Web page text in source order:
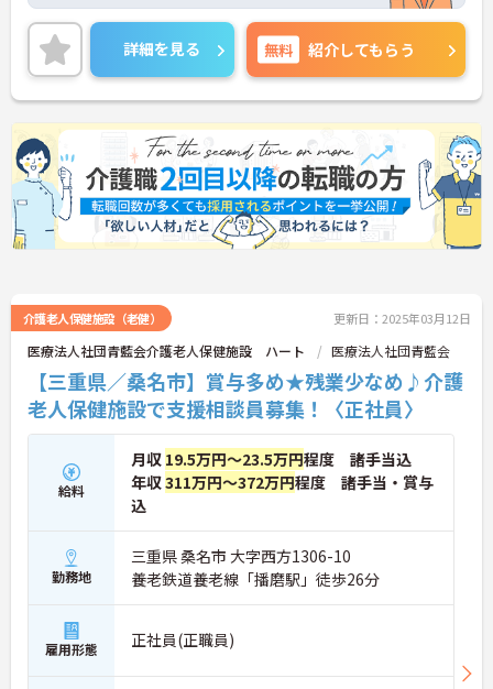
詳細を見る 無料 紹介してもらう
介護老人保健施設（老健） 更新日：2025年03月12日
医療法人社団青藍会介護老人保健施設 ハート 医療法人社団青藍会
【三重県／桑名市】賞与多め★残業少なめ♪介護
老人保健施設で支援相談員募集！〈正社員〉
給料
月収 19.5万円～23.5万円程度 諸手当込
年収311万円～372万円程度 諸手当・賞与
込
勤務地
三重県 桑名市 大字西方1306-10
養老鉄道養老線「播磨駅」徒歩26分
雇用形態 正社員(正職員)